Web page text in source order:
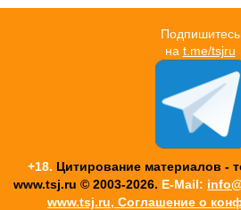
Подпишитесь
на t.me/tsjru
+18. Цитирование материалов -
www.tsj.ru © 2003-2026. E-Mail:
www.tsj.ru, Соглашение о